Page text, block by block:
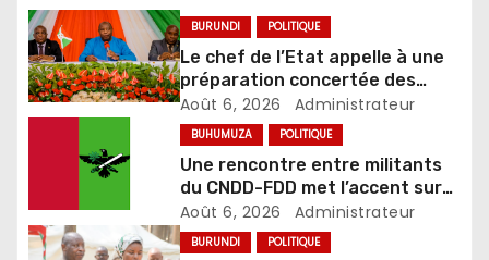
BURUNDI POLITIQUE
Le chef de l’Etat appelle à une
préparation concertée des
élections de 2027
Août 6, 2026 Administrateur
BUHUMUZA POLITIQUE
Une rencontre entre militants
du CNDD-FDD met l’accent sur
le développement et la sécurité
Août 6, 2026 Administrateur
BURUNDI POLITIQUE